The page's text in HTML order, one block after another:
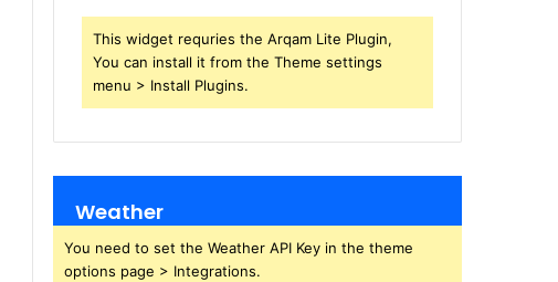
This widget requries the Arqam Lite Plugin,
You can install it from the Theme settings
menu > Install Plugins.
Weather
You need to set the Weather API Key in the theme
options page > Integrations.